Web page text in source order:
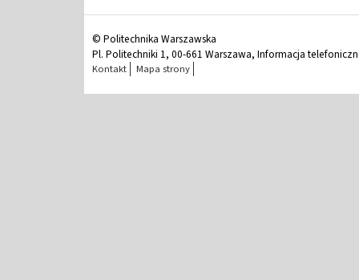
© Politechnika Warszawska
Pl. Politechniki 1, 00-661 Warszawa, Informacja
Kontakt Mapa strony